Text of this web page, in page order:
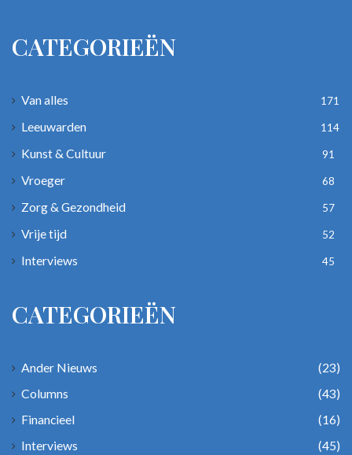
CATEGORIEËN
Van alles 171
Leeuwarden 114
Kunst & Cultuur 91
Vroeger 68
Zorg & Gezondheid 57
Vrije tijd 52
Interviews 45
CATEGORIEËN
Ander Nieuws
(23)
Columns
(43)
Financieel
(16)
Interviews
(45)